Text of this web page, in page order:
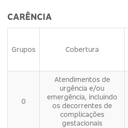
CARÊNCIA
Grupos Cobertura
0
Atendimentos de
urgência e/ou
emergência, incluindo
os decorrentes de
complicações
gestacionais